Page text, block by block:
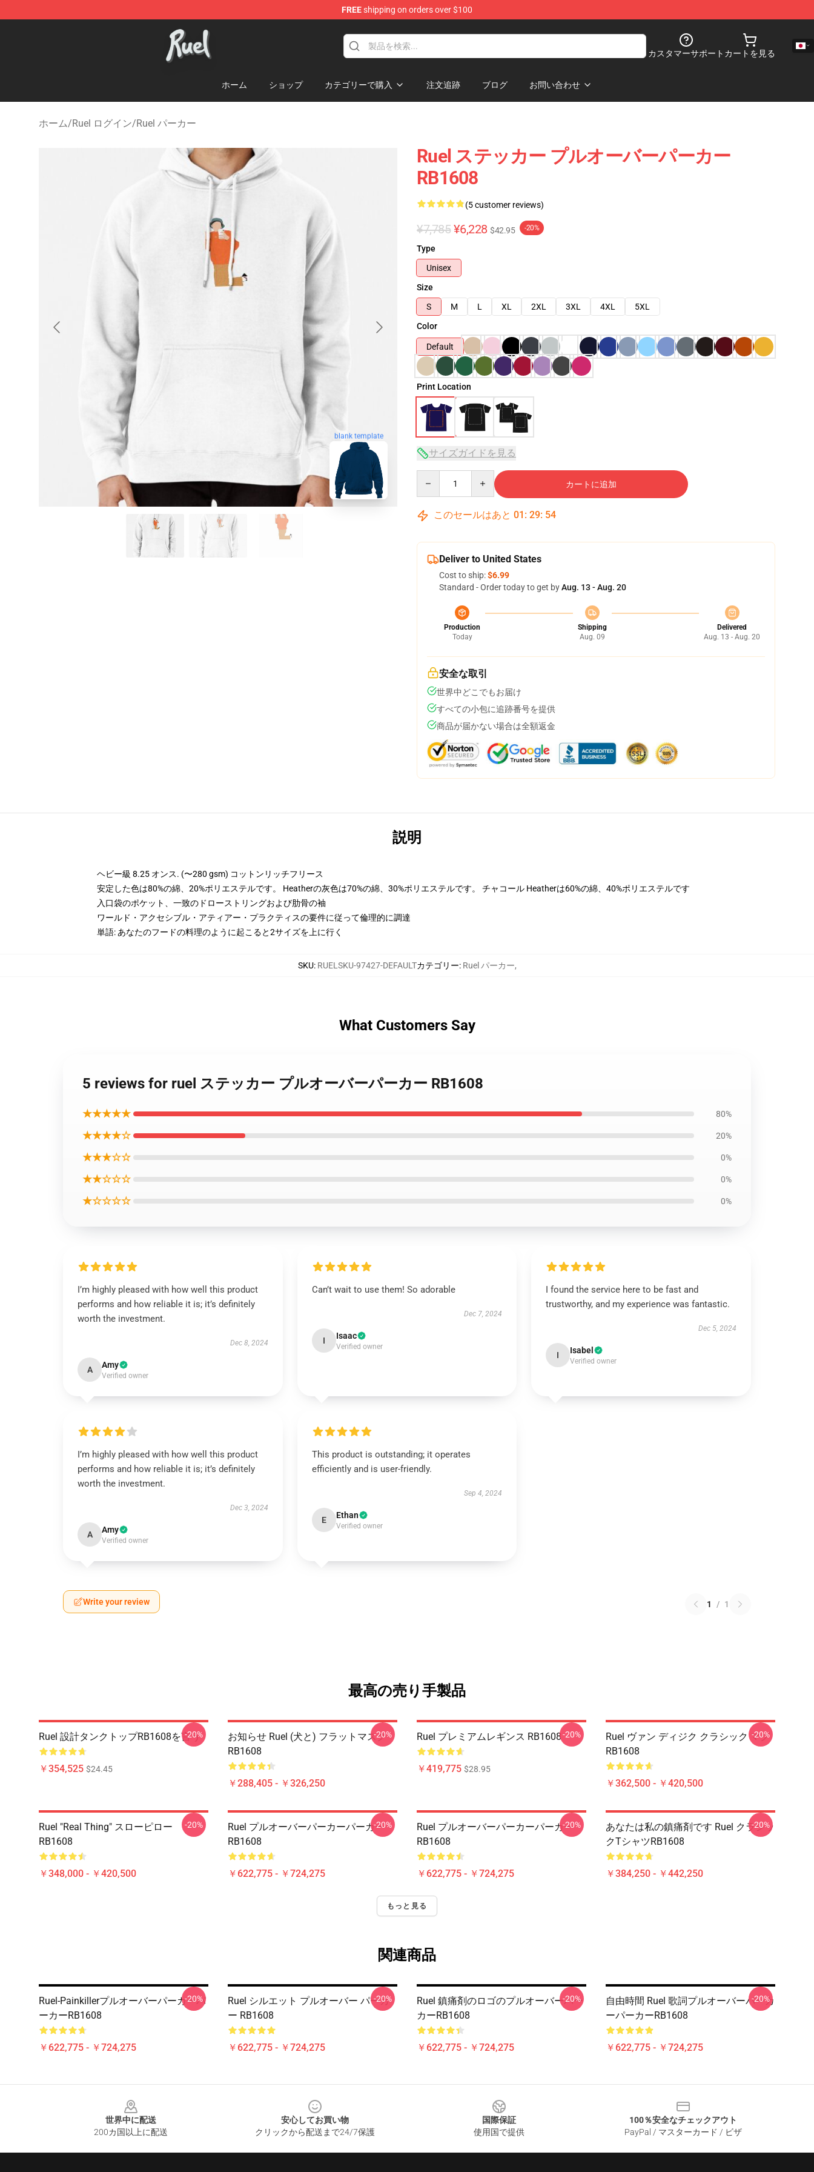
FREEshipping on orders over $100
Ruel Store - Official Ruel Merchandise Shop
カスタマーサポート カートを見る
ホーム ショップ カテゴリーで購入 注文追跡 ブログ お問い合わせ
ホーム/Ruel ログイン/Ruel パーカー
blank template
Ruel ステッカー プルオーバーパーカー
RB1608
(5 customer reviews)
¥7,785 ¥6,228 $42.95 -20%
Type
Unisex
Size
S
M L XL 2XL 3XL 4XL
5XL
Color
Default
Print Location
サイズガイドを見る
カートに追加
このセールはあと 01 : 29: 53
Deliver to United States
Cost to ship:$6.99
Standard - Order today to get byAug. 13 - Aug. 20
Production
Today
Shipping
Aug. 09
Delivered
Aug. 13 - Aug. 20
安全な取引
世界中どこでもお届け
すべての小包に追跡番号を提供
商品が届かない場合は全額返金
説明
ヘビー級 8.25 オンス. (〜280 gsm) コットンリッチフリース
安定した色は80%の綿、20%ポリエステルです。 Heatherの灰色は70%の綿、30%ポリエステルです。 チャコール Heatherは60%の綿、40%ポリエステルです
入口袋のポケット、一致のドローストリングおよび肋骨の袖
ワールド・アクセシブル・アティアー・プラクティスの要件に従って倫理的に調達
単語: あなたのフードの料理のように起こると2サイズを上に行く
SKU: RUELSKU-97427-DEFAULTカテゴリー: Ruel パーカー,
What Customers Say
5 reviews for ruel ステッカー プルオーバーパーカー RB1608
★★★★★ 80%
★★★★☆ 20%
★★★☆☆ 0%
★★☆☆☆ 0%
★☆☆☆☆ 0%
I’m highly pleased with how well this product
performs and how reliable it is; it’s definitely
worth the investment.
Dec 8, 2024
A Amy
Verified owner
Can’t wait to use them! So adorable
Dec 7, 2024
I Isaac
Verified owner
I found the service here to be fast and
trustworthy, and my experience was fantastic.
Dec 5, 2024
I Isabel
Verified owner
I’m highly pleased with how well this product
performs and how reliable it is; it’s definitely
worth the investment.
Dec 3, 2024
A Amy
Verified owner
This product is outstanding; it operates
efficiently and is user-friendly.
Sep 4, 2024
E Ethan
Verified owner
Write your review 1 / 1
最高の売り手製品
Ruel 設計タンクトップRB1608を言う
￥354,525 $24.45
-20%
お知らせ Ruel (犬と) フラットマスク
RB1608
￥288,405 - ￥326,250
-20% Ruel プレミアムレギンス RB1608
￥419,775 $28.95
-20%
Ruel ヴァン ディジク クラシック マグ
RB1608
￥362,500 - ￥420,500
-20%
Ruel "Real Thing" スローピロー
RB1608
￥348,000 - ￥420,500
-20%
Ruel プルオーバーパーカーパーカー
RB1608
￥622,775 - ￥724,275
-20%
Ruel プルオーバーパーカーパーカー
RB1608
￥622,775 - ￥724,275
-20%
あなたは私の鎮痛剤です Ruel クラシッ
クTシャツRB1608
￥384,250 - ￥442,250
-20%
もっと見る
関連商品
Ruel-Painkillerプルオーバーパーカーパ
ーカーRB1608
￥622,775 - ￥724,275
-20%
Ruel シルエット プルオーバー パーカ
ー RB1608
￥622,775 - ￥724,275
-20%
Ruel 鎮痛剤のロゴのプルオーバーパー
カーRB1608
￥622,775 - ￥724,275
-20%
自由時間 Ruel 歌詞プルオーバーパーカ
ーパーカーRB1608
￥622,775 - ￥724,275
-20%
世界中に配送
200カ国以上に配送
安心してお買い物
クリックから配送まで24/7保護
国際保証
使用国で提供
100％安全なチェックアウト
PayPal / マスターカード / ビザ